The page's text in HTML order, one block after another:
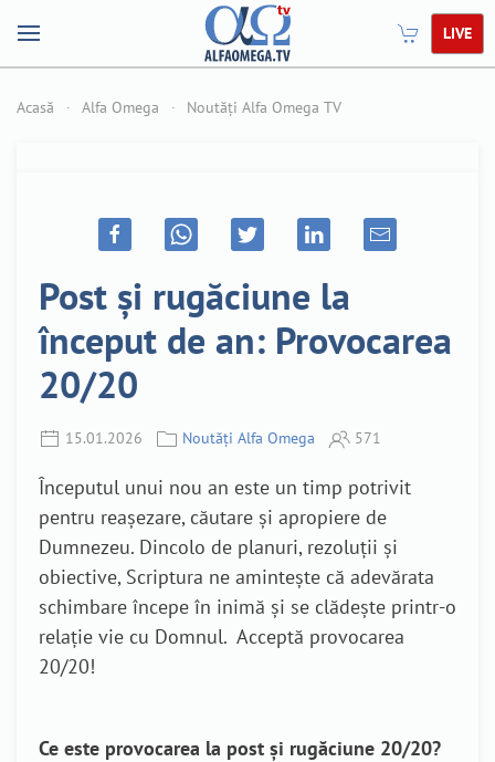
LIVE
Acasă Alfa Omega Noutăți Alfa Omega TV
Post și rugăciune la
început de an: Provocarea
20/20
15.01.2026 Noutăți Alfa Omega 571
Începutul unui nou an este un timp potrivit
pentru reașezare, căutare și apropiere de
Dumnezeu. Dincolo de planuri, rezoluții și
obiective, Scriptura ne amintește că adevărata
schimbare începe în inimă și se clădește printr-o
relație vie cu Domnul. Acceptă provocarea
20/20!
Ce este provocarea la post și rugăciune 20/20?